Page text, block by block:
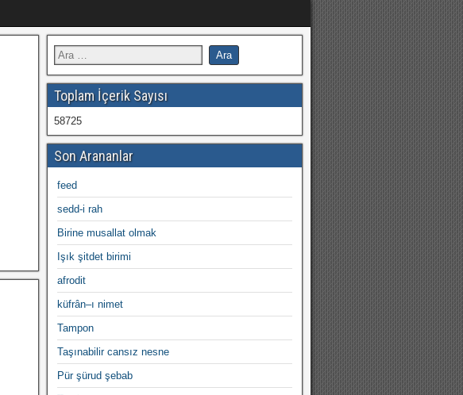
Toplam İçerik Sayısı
58725
Son Arananlar
feed
sedd-i rah
Birine musallat olmak
Işık şitdet birimi
afrodit
küfrân–ı nimet
Tampon
Taşınabilir cansız nesne
Pür şürud şebab